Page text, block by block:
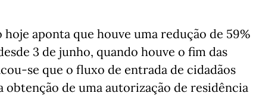
aponta que houve uma redução de 59%
3 de junho, quando houve o fim das
se que o fluxo de entrada de cidadãos
de uma autorização de residência